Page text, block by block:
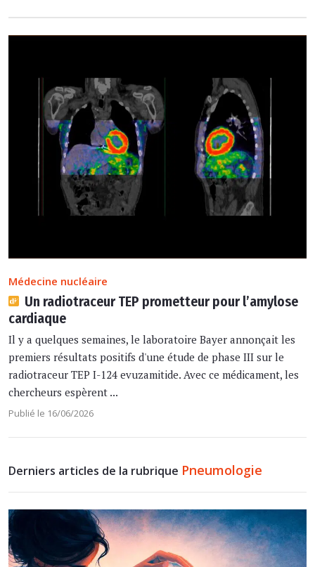
Médecine nucléaire
Un radiotraceur TEP prometteur pour l’amylose
cardiaque
Il y a quelques semaines, le laboratoire Bayer annonçait les
premiers résultats positifs d'une étude de phase III sur le
radiotraceur TEP I-124 evuzamitide. Avec ce médicament, les
chercheurs espèrent ...
Publié le 16/06/2026
Derniers articles de la rubrique Pneumologie